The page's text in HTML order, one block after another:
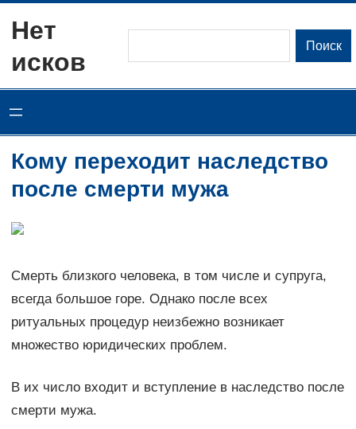
содержимому
Нет
исков
Поиск
Кому переходит наследство
после смерти мужа
Смерть близкого человека, в том числе и супруга,
всегда большое горе. Однако после всех
ритуальных процедур неизбежно возникает
множество юридических проблем.
В их число входит и вступление в наследство после
смерти мужа.